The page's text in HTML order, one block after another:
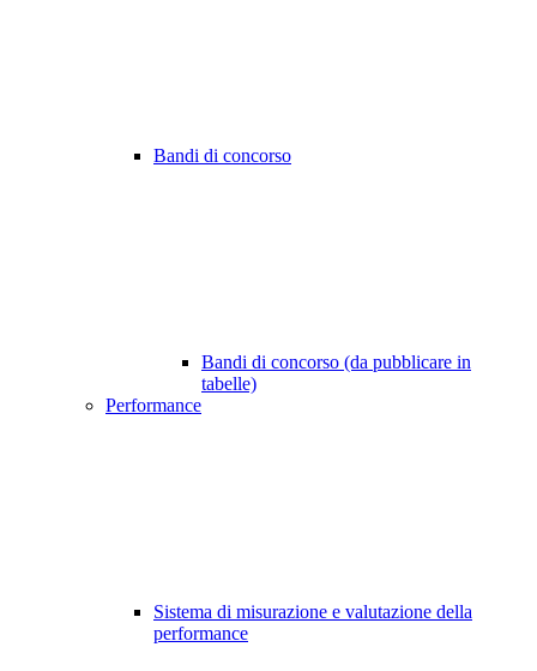
Bandi di concorso
Bandi di concorso (da pubblicare in
tabelle)
Performance
Sistema di misurazione e valutazione della
performance